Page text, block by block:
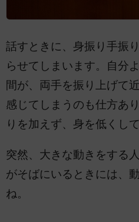
話すときに、身振り手振
らせてしまいます。自分
間が、両手を振り上げて
感じてしまうのも仕方あ
りを加えず、身を低くし
突然、大きな動きをする
がそばにいるときには、
ね。